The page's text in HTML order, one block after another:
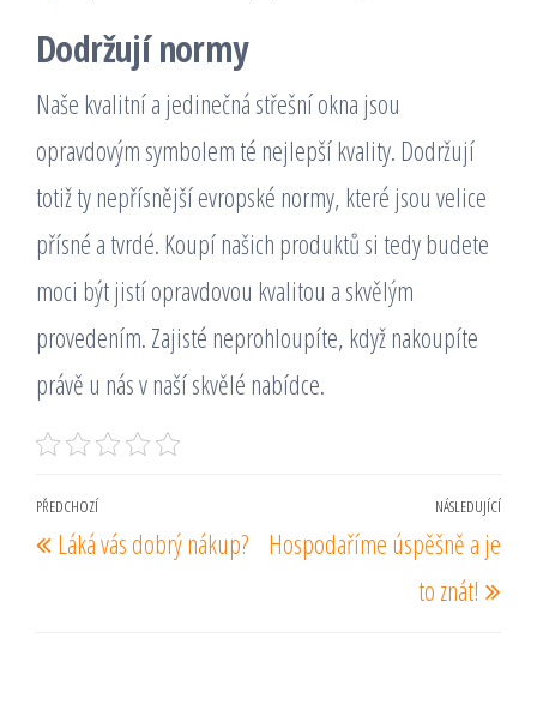
Dodržují normy
Naše kvalitní a jedinečná střešní okna jsou
opravdovým symbolem té nejlepší kvality. Dodržují
totiž ty nepřísnější evropské normy, které jsou velice
přísné a tvrdé. Koupí našich produktů si tedy budete
moci být jistí opravdovou kvalitou a skvělým
provedením. Zajisté neprohloupíte, když nakoupíte
právě u nás v naší skvělé nabídce.
Navigace
pro
Předchozí
příspěvek
PŘEDCHOZÍ
Láká vás dobrý nákup?
NÁSLEDUJÍCÍ
Hospodaříme úspěšně a je
to znát!